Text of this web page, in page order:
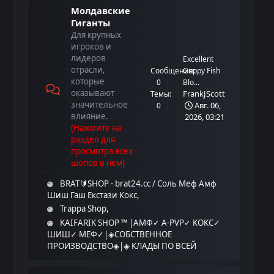
Pavlusha:
жду всех на рулетке у себя на ветке
3 wk. ago ] 9Gramm:
Share URL
Бля дайте чатбот
2 wk. ago]Dvij:
Share URL
Молдавские
Гиганты
Для крупных
игроков и
лидеров
отрасли,
которые
оказывают
значительное
влияние.
(Нажмите на
раздел для
просмотра всех
шопов в нем)
Сообщения:
0
Темы:
0
Excellent
Guppy Fish
Blo...
FrankJScott
Авг. 06,
2026, 03:21
BRAT🔰SHOP - brat24.cc / Соль Меф Амф
Шиш Гаш Екстази Кокс
Trappa Shop
KAIFARIK SHOP ™ |АМФ✓ A-PVP✓ КОКС✓
ШИШ✓ МЕФ✓|◈СОБСТВЕННОЕ
ПРОИЗВОДСТВО◈|◈ КЛАДЫ ПО ВСЕЙ